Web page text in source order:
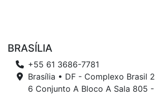
BRASÍLIA
+55 61 3686-7781
Brasília • DF - Complexo Brasil
6 Conjunto A Bloco A Sala 805